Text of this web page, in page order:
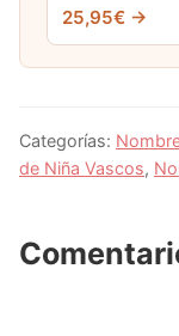
25,95€ →
Categorías:
de Niña Vascos,